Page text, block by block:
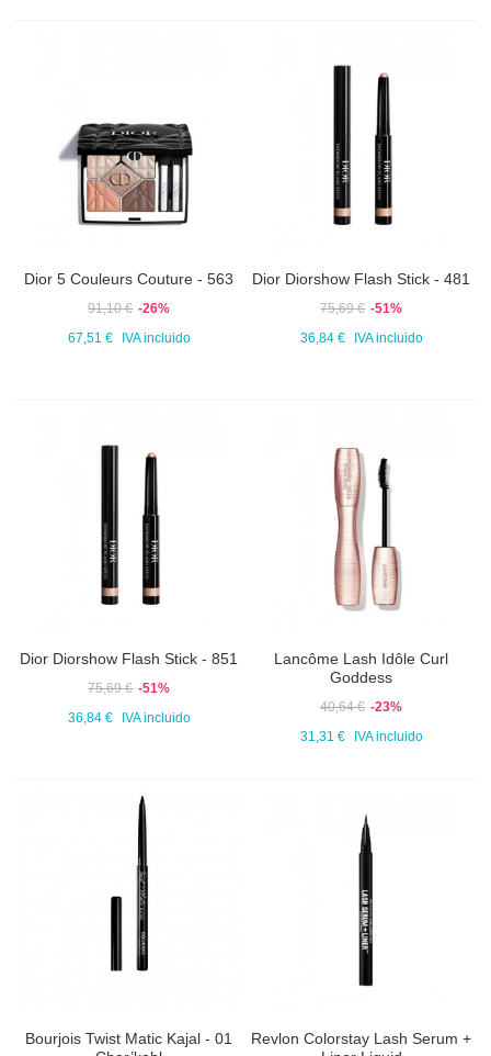
Dior 5 Couleurs Couture - 563
91,10 € -26%
67,51 €
IVA incluido
Dior Diorshow Flash Stick - 481
75,69 € -51%
36,84 €
IVA incluido
Dior Diorshow Flash Stick - 851
75,69 € -51%
36,84 €
IVA incluido
Lancôme Lash Idôle Curl
Goddess
40,64 € -23%
31,31 €
IVA incluido
Bourjois Twist Matic Kajal - 01
Revlon Colorstay Lash Serum +